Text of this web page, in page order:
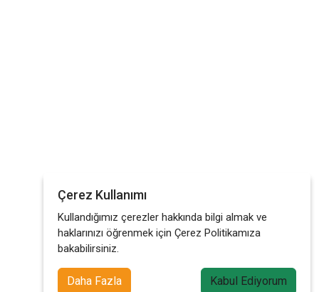
Çerez Kullanımı
Kullandığımız çerezler hakkında bilgi almak ve
haklarınızı öğrenmek için Çerez Politikamıza
bakabilirsiniz.
Daha Fazla Kabul Ediyorum